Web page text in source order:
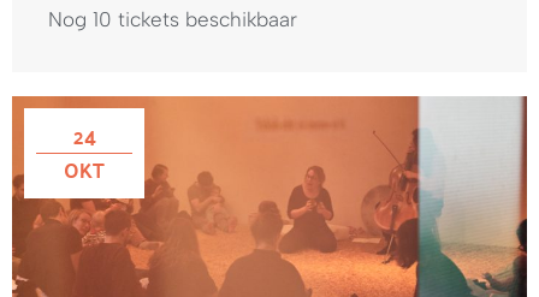
Nog 10 tickets beschikbaar
24
OKT